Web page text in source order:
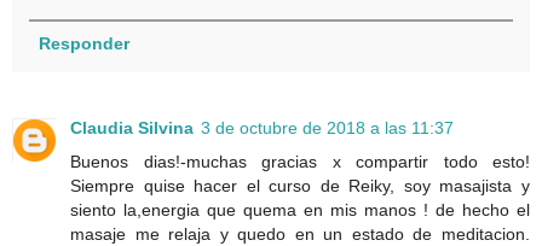
Responder
Claudia Silvina 3 de octubre de 2018 a las 11:37
Buenos dias!-muchas gracias x compartir todo esto!
Siempre quise hacer el curso de Reiky, soy masajista y
siento la,energia que quema en mis manos ! de hecho el
masaje me relaja y quedo en un estado de meditacion.